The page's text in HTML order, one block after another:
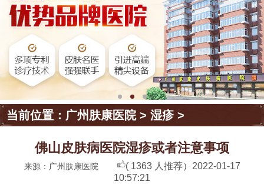
当前位置： 广州肤康医院>湿疹>
佛山皮肤病医院湿疹或者注意事项
来源：广州肤康医院 ( 1363 人推荐） 2022-01-17
10:57:21